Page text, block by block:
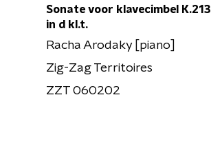
Sonate voor klavecimbel K.213
in d kl.t.
Racha Arodaky [piano]
Zig-Zag Territoires
ZZT 060202